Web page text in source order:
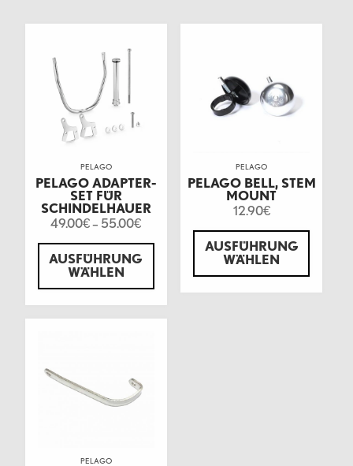
PELAGO
PELAGO ADAPTER-
SET FÜR
SCHINDELHAUER
49.00€– 55.00€
AUSFÜHRUNG
WÄHLEN
PELAGO
PELAGO BELL, STEM
MOUNT
12.90€
AUSFÜHRUNG
WÄHLEN
PELAGO